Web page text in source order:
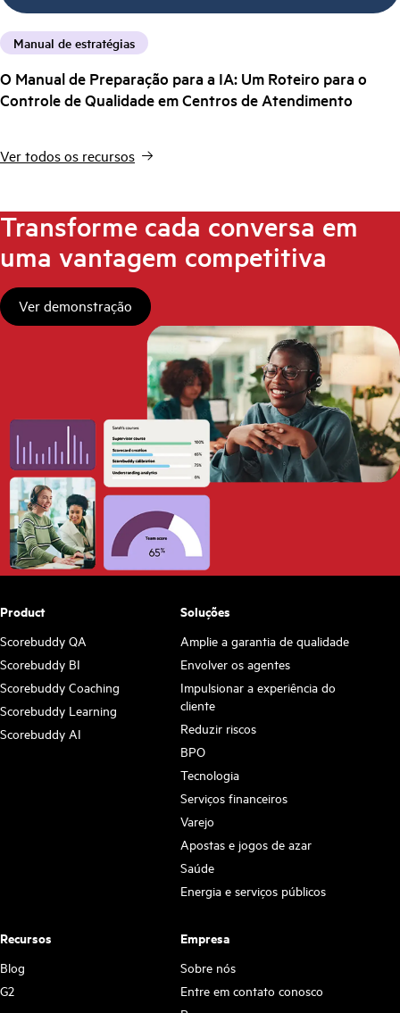
Manual de estratégias
O Manual de Preparação para a IA: Um Roteiro para o
Controle de Qualidade em Centros de Atendimento
Ver todos os recursos
Transforme cada conversa em
uma vantagem competitiva
Ver demonstração
Product
Scorebuddy QA
Scorebuddy BI
Scorebuddy Coaching
Scorebuddy Learning
Scorebuddy AI
Soluções
Amplie a garantia de qualidade
Envolver os agentes
Impulsionar a experiência do
cliente
Reduzir riscos
BPO
Tecnologia
Serviços financeiros
Varejo
Apostas e jogos de azar
Saúde
Energia e serviços públicos
Recursos
Blog
G2
Empresa
Sobre nós
Entre em contato conosco